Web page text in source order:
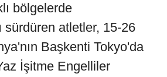
bölgelerde
sürdüren atletler, 15-26
Başkenti Tokyo'da
İşitme Engelliler